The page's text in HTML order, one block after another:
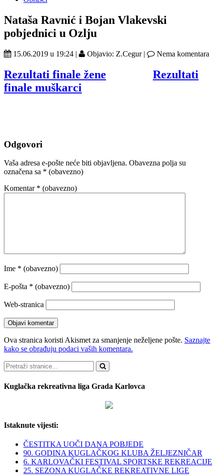
Nataša Ravnić i Bojan Vlakevski
pobjednici u Ozlju
15.06.2019 u 19:24 | Objavio: Z.Cegur | Nema komentara
Rezultati finale žene
Rezultati
finale muškarci
Odgovori
Vaša adresa e-pošte neće biti objavljena. Obavezna polja su
označena sa * (obavezno)
Komentar * (obavezno)
Ime * (obavezno)
E-pošta * (obavezno)
Web-stranica
Ova stranica koristi Akismet za smanjenje neželjene pošte. Saznajte
kako se obrađuju podaci vaših komentara.
Pretraži
Kuglačka rekreativna liga Grada Karlovca
Istaknute vijesti:
ČESTITKA UOČI DANA POBJEDE
90. GODINA KUGLAČKOG KLUBA ŽELJEZNIČAR
6. KARLOVAČKI FESTIVAL SPORTSKE REKREACIJE
25. SEZONA KUGLAČKE REKREATIVNE LIGE